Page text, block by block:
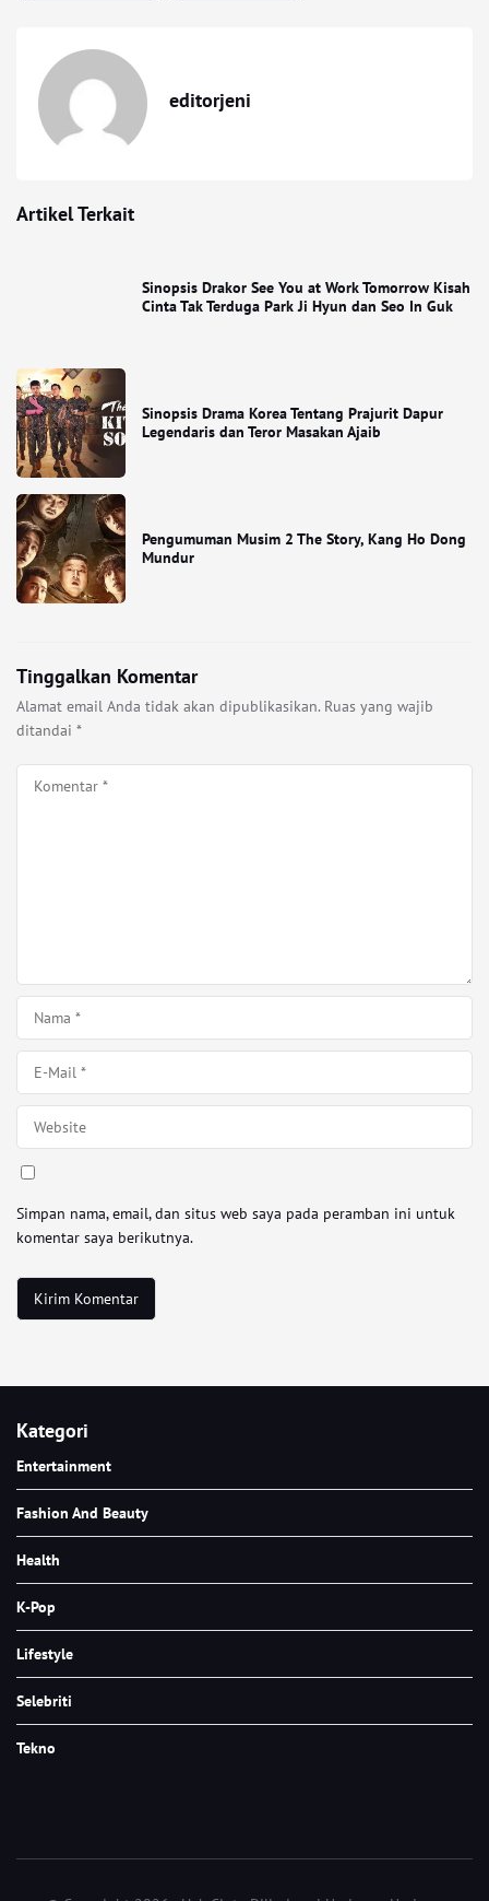
editorjeni
Artikel Terkait
Sinopsis Drakor See You at Work Tomorrow Kisah
Cinta Tak Terduga Park Ji Hyun dan Seo In Guk
Sinopsis Drama Korea Tentang Prajurit Dapur
Legendaris dan Teror Masakan Ajaib
Pengumuman Musim 2 The Story, Kang Ho Dong
Mundur
Tinggalkan Komentar
Alamat email Anda tidak akan dipublikasikan. Ruas yang wajib
ditandai *
Simpan nama, email, dan situs web saya pada peramban ini untuk
komentar saya berikutnya.
Kategori
Entertainment
Fashion And Beauty
Health
K-Pop
Lifestyle
Selebriti
Tekno